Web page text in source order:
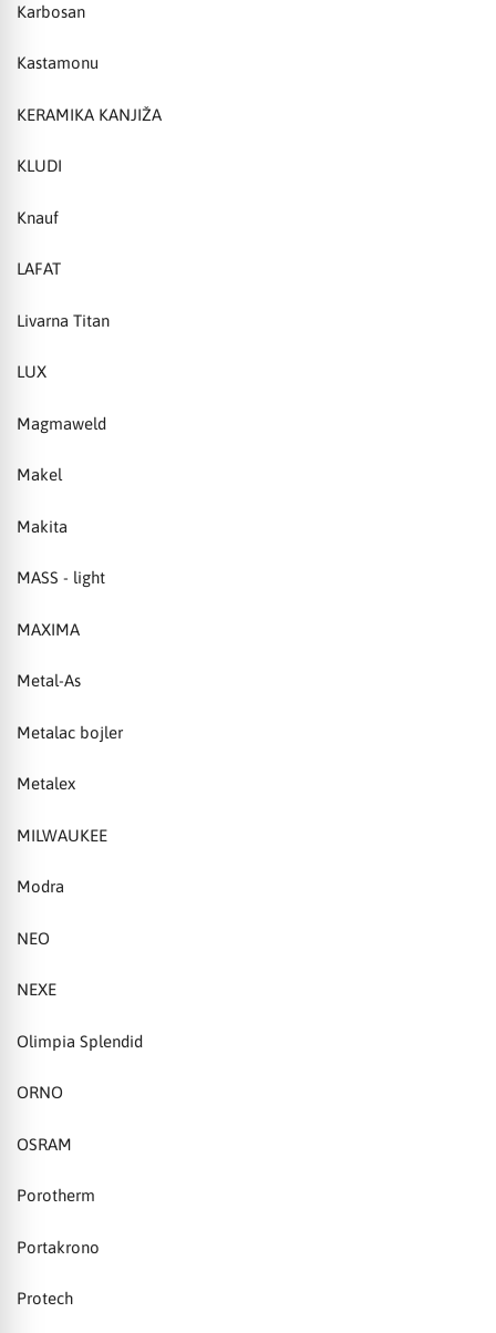
Karbosan
Kastamonu
KERAMIKA KANJIŽA
KLUDI
Knauf
LAFAT
Livarna Titan
LUX
Magmaweld
Makel
Makita
MASS - light
MAXIMA
Metal-As
Metalac bojler
Metalex
MILWAUKEE
Modra
NEO
NEXE
Olimpia Splendid
ORNO
OSRAM
Porotherm
Portakrono
Protech